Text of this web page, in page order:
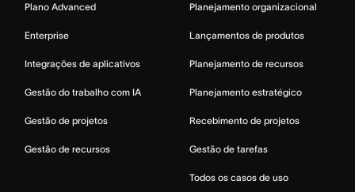
Plano Advanced
Enterprise
Integrações de aplicativos
Gestão do trabalho com IA
Gestão de projetos
Gestão de recursos
Planejamento organizacional
Lançamentos de produtos
Planejamento de recursos
Planejamento estratégico
Recebimento de projetos
Gestão de tarefas
Todos os casos de uso